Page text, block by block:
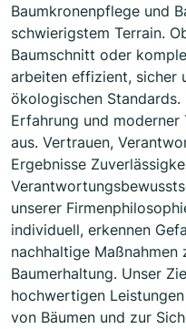
Baumkronenpflege und
schwierigstem Terrain.
Baumschnitt oder
arbeiten effizient, sicher
ökologischen Standards.
Erfahrung und moderner
aus. Vertrauen,
Ergebnisse
unserer
individuell, erkennen
nachhaltige
Baumerhaltung. Unser
hochwertigen
von Bäumen und zur